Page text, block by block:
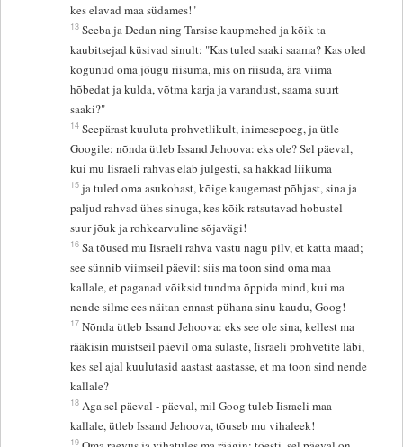
kes elavad maa südames!"
13 Seeba ja Dedan ning Tarsise kaupmehed ja kõik ta
kaubitsejad küsivad sinult: "Kas tuled saaki saama? Kas oled
kogunud oma jõugu riisuma, mis on riisuda, ära viima
hõbedat ja kulda, võtma karja ja varandust, saama suurt
saaki?"
14 Seepärast kuuluta prohvetlikult, inimesepoeg, ja ütle
Googile: nõnda ütleb Issand Jehoova: eks ole? Sel päeval,
kui mu Iisraeli rahvas elab julgesti, sa hakkad liikuma
15 ja tuled oma asukohast, kõige kaugemast põhjast, sina ja
paljud rahvad ühes sinuga, kes kõik ratsutavad hobustel -
suur jõuk ja rohkearvuline sõjavägi!
16 Sa tõused mu Iisraeli rahva vastu nagu pilv, et katta maad;
see sünnib viimseil päevil: siis ma toon sind oma maa
kallale, et paganad võiksid tundma õppida mind, kui ma
nende silme ees näitan ennast pühana sinu kaudu, Goog!
17 Nõnda ütleb Issand Jehoova: eks see ole sina, kellest ma
rääkisin muistseil päevil oma sulaste, Iisraeli prohvetite läbi,
kes sel ajal kuulutasid aastast aastasse, et ma toon sind nende
kallale?
18 Aga sel päeval - päeval, mil Goog tuleb Iisraeli maa
kallale, ütleb Issand Jehoova, tõuseb mu vihaleek!
19